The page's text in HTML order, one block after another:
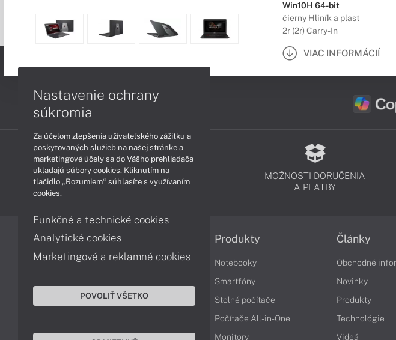
Win10H 64-bit
čierny Hliník a plast
2r (2r) Carry-In
VIAC INFORMÁCIÍ
PODPORA A SERVIS
MOŽNOSTI DORUČENIA
A PLATBY
Informácie
Obchodné podmienky
Ochrana osobných údajov
Vyhlásenie o prístupnosti
Produkty
Notebooky
Smartfóny
Stolné počítače
Počítače All-in-One
Monitory
Články
Obchodné
Novinky
Produkty
Technológie
Videá
Nastavenie ochrany
súkromia
Za účelom zlepšenia užívateľského zážitku a
poskytovaných služieb na našej stránke a
marketingové účely sa do Vášho prehliadača
ukladajú súbory cookies. Kliknutím na
tlačidlo „Rozumiem“ súhlasíte s využívaním
cookies.
Funkčné a technické cookies
Analytické cookies
Marketingové a reklamné cookies
POVOLIŤ VŠETKO